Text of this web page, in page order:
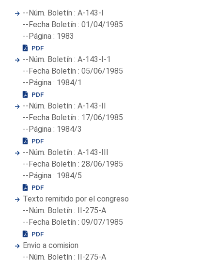
--Núm. Boletín : A-143-I
--Fecha Boletín : 01/04/1985
--Página : 1983
PDF
--Núm. Boletín : A-143-I-1
--Fecha Boletín : 05/06/1985
--Página : 1984/1
PDF
--Núm. Boletín : A-143-II
--Fecha Boletín : 17/06/1985
--Página : 1984/3
PDF
--Núm. Boletín : A-143-III
--Fecha Boletín : 28/06/1985
--Página : 1984/5
PDF
Texto remitido por el congreso
--Núm. Boletín : II-275-A
--Fecha Boletín : 09/07/1985
PDF
Envio a comision
--Núm. Boletín : II-275-A